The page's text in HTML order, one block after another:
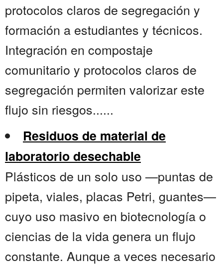
protocolos claros de segregación y
formación a estudiantes y técnicos.
Integración en compostaje
comunitario y protocolos claros de
segregación permiten valorizar este
flujo sin riesgos......
Residuos de material de
laboratorio desechable
Plásticos de un solo uso —puntas de
pipeta, viales, placas Petri, guantes—
cuyo uso masivo en biotecnología o
ciencias de la vida genera un flujo
constante. Aunque a veces necesario